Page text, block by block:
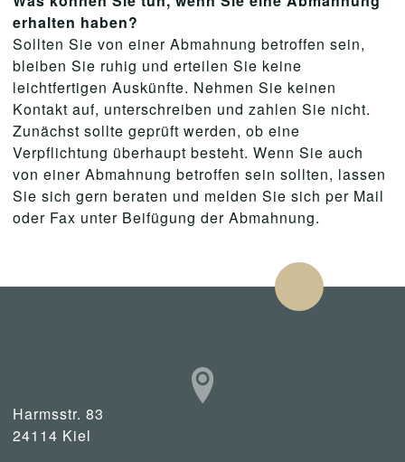
erhalten haben?
Sollten Sie von einer Abmahnung betroffen sein,
bleiben Sie ruhig und erteilen Sie keine
leichtfertigen Auskünfte. Nehmen Sie keinen
Kontakt auf, unterschreiben und zahlen Sie nicht.
Zunächst sollte geprüft werden, ob eine
Verpflichtung überhaupt besteht. Wenn Sie auch
von einer Abmahnung betroffen sein sollten, lassen
Sie sich gern beraten und melden Sie sich per Mail
oder Fax unter Beifügung der Abmahnung.
Harmsstr. 83
24114 Kiel